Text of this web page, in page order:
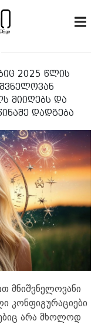
2025 წლის
მიიღებს და
დადგება
მნიშვნელოვანი
კონფიგურაციები
არა მხოლოდ